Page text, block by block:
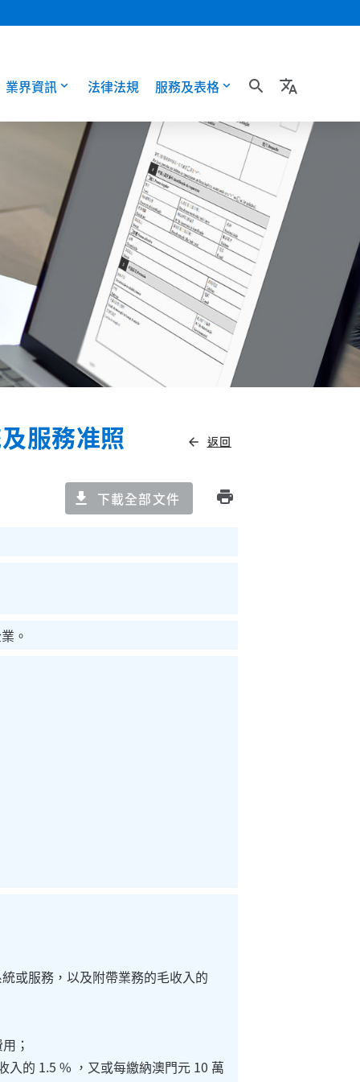
search translate
業界資訊 法律法規 服務及表格
服務准照 arrow_back 返回
下載全部文件 print
。
或服務，以及附帶業務的毛收入的
；
的 1.5 % ，又或每繳納澳門元 10 萬